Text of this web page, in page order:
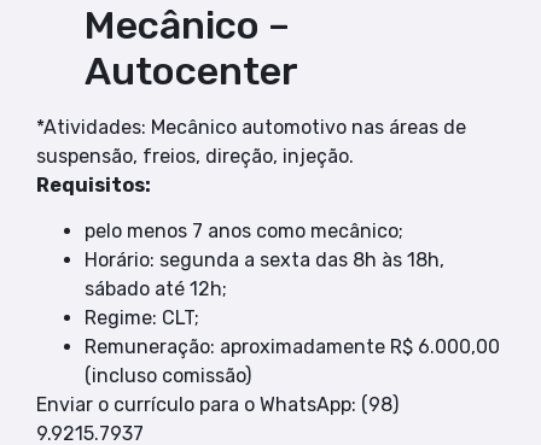
Mecânico –
Autocenter
*Atividades: Mecânico automotivo nas áreas de
suspensão, freios, direção, injeção.
Requisitos:
pelo menos 7 anos como mecânico;
Horário: segunda a sexta das 8h às 18h,
sábado até 12h;
Regime: CLT;
Remuneração: aproximadamente R$ 6.000,00
(incluso comissão)
Enviar o currículo para o WhatsApp: (98)
9.9215.7937